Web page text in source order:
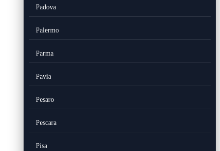
Padova
Palermo
Parma
Pavia
Pesaro
Pescara
Pisa